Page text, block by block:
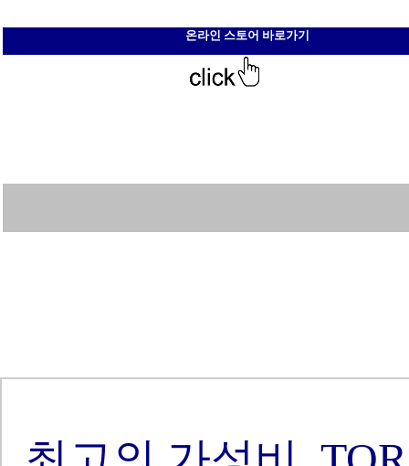
온라인 스토어 바로가기